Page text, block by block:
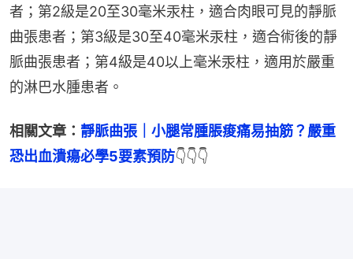
者；第2級是20至30毫米汞柱，適合肉眼可見的靜脈
曲張患者；第3級是30至40毫米汞柱，適合術後的靜
脈曲張患者；第4級是40以上毫米汞柱，適用於嚴重
的淋巴水腫患者。
相關文章： 靜脈曲張｜小腿常腫脹痠痛易抽筋？嚴重
恐出血潰瘍必學5要素預防👇👇👇